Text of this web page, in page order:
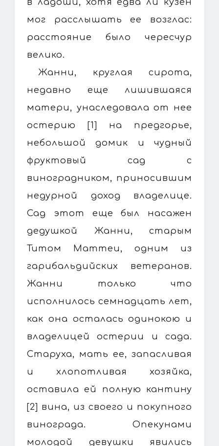
мог расслышать ее возглас:
расстояние было чересчур
велико.
Жанни, круглая сирота,
недавно еще лишившаяся
матери, унаследовала от нее
остерию [1] на предгорье,
небольшой домик и чудный
фруктовый сад с
виноградником, приносившим
недурной доход владелице.
Сад этот еще был насажен
дедушкой Жанни, старым
Титом Маттеи, одним из
гарибальдийских ветеранов.
Жанни только что
исполнилось семнадцать лет,
как она осталась одинокою и
владелицей остерии и сада.
Старуха, мать ее, запасливая
и хлопотливая хозяйка,
оставила ей полную кантину
[2] вина, из своего и покупного
винограда. Опекунами
молодой девушки явились